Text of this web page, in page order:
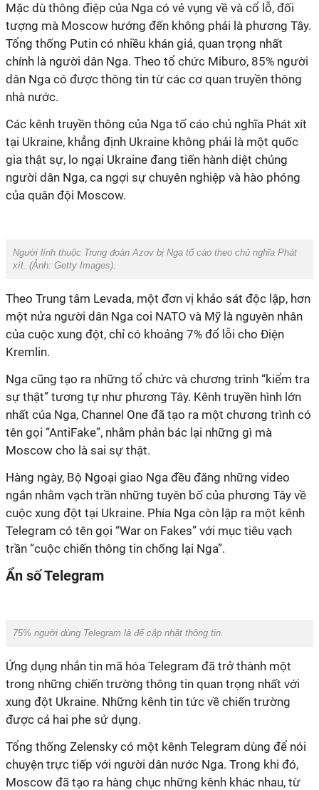
Mặc dù thông điệp của Nga có vẻ vụng về và cổ lỗ, đối
tượng mà Moscow hướng đến không phải là phương Tây.
Tổng thống Putin có nhiều khán giả, quan trọng nhất
chính là người dân Nga. Theo tổ chức Miburo, 85% người
dân Nga có được thông tin từ các cơ quan truyền thông
nhà nước.
Các kênh truyền thông của Nga tố cáo chủ nghĩa Phát xít
tại Ukraine, khẳng định Ukraine không phải là một quốc
gia thật sự, lo ngại Ukraine đang tiến hành diệt chủng
người dân Nga, ca ngợi sự chuyên nghiệp và hào phóng
của quân đội Moscow.
Người lính thuộc Trung đoàn Azov bị Nga tố cáo theo chủ nghĩa Phát
xít. (Ảnh: Getty Images).
Theo Trung tâm Levada, một đơn vị khảo sát độc lập, hơn
một nửa người dân Nga coi NATO và Mỹ là nguyên nhân
của cuộc xung đột, chỉ có khoảng 7% đổ lỗi cho Điện
Kremlin.
Nga cũng tạo ra những tổ chức và chương trình “kiểm tra
sự thật” tương tự như phương Tây. Kênh truyền hình lớn
nhất của Nga, Channel One đã tạo ra một chương trình có
tên gọi “AntiFake”, nhằm phản bác lại những gì mà
Moscow cho là sai sự thật.
Hàng ngày, Bộ Ngoại giao Nga đều đăng những video
ngắn nhằm vạch trần những tuyên bố của phương Tây về
cuộc xung đột tại Ukraine. Phía Nga còn lập ra một kênh
Telegram có tên gọi “War on Fakes” với mục tiêu vạch
trần “cuộc chiến thông tin chống lại Nga”.
Ẩn số Telegram
75% người dùng Telegram là để cập nhật thông tin.
Ứng dụng nhắn tin mã hóa Telegram đã trở thành một
trong những chiến trường thông tin quan trọng nhất với
xung đột Ukraine. Những kênh tin tức về chiến trường
được cả hai phe sử dụng.
Tổng thống Zelensky có một kênh Telegram dùng để nói
chuyện trực tiếp với người dân nước Nga. Trong khi đó,
Moscow đã tạo ra hàng chục những kênh khác nhau, từ